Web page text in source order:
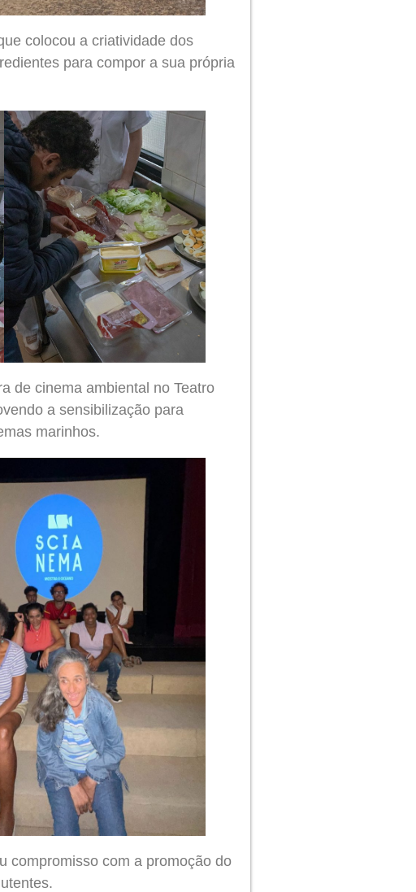
colocou a criatividade dos
para compor a sua própria
de cinema ambiental no Teatro
a sensibilização para
marinhos.
compromisso com a promoção do